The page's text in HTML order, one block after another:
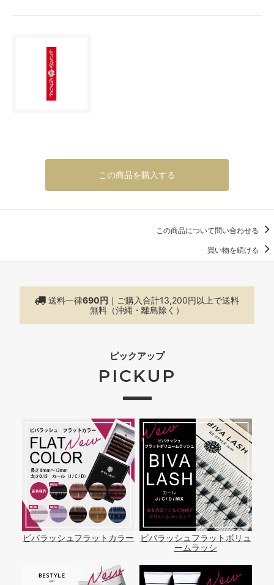
この商品を購入する
この商品について問い合わせる
買い物を続ける
送料一律690円 ｜ご購入合計13,200円以上で送料
無料（沖縄・離島除く）
ピックアップ
PICKUP
ビバラッシュフラットカラー
ビバラッシュフラットボリュ
ームラッシ